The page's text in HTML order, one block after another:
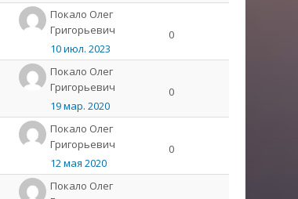
Покало Олег
Григорьевич
10 июл. 2023
0
Покало Олег
Григорьевич
19 мар. 2020
0
Покало Олег
Григорьевич
12 мая 2020
0
Покало Олег